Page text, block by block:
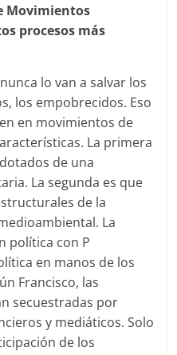
Movimientos
procesos más
lo van a salvar los
los empobrecidos. Eso
en movimientos de
La primera
de una
La segunda es que
de la
La
política con P
en manos de los
Francisco, las
secuestradas por
y mediáticos. Solo
de los